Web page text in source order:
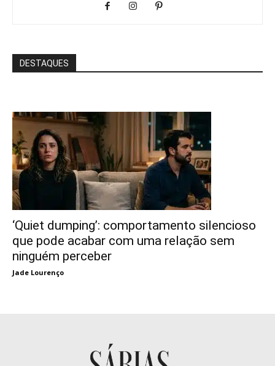
DESTAQUES
‘Quiet dumping’: comportamento silencioso
que pode acabar com uma relação sem
ninguém perceber
Jade Lourenço